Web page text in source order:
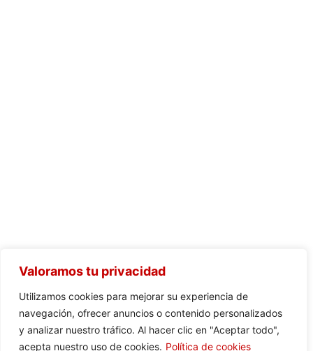
Valoramos tu privacidad
Utilizamos cookies para mejorar su experiencia de
navegación, ofrecer anuncios o contenido personalizados
y analizar nuestro tráfico. Al hacer clic en "Aceptar todo",
acepta nuestro uso de cookies. Política de cookies